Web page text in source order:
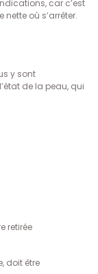
car c’est
où s’arrêter.
y sont
de la peau, qui
retirée
doit être